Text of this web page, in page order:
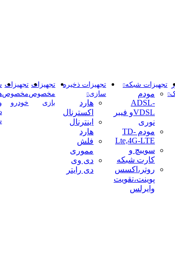
مشتریان گرامی پاسخگوی سوالات شما در
تجهیزات شبکه
مودم
ADSL-
VDSLو فیبر
نوری
مودم TD-
Lte,4G-LTE
سوییچ و
کارت شبکه
روتر،اکسس
پوینت،تقویت
وایرلس
تجهیزات ذخیره
سازی
هارد
اکسترنال
اینترنال
هارد
فلش
مموری
دی وی
دی رایتر
تجهیزات
مخصوص
بازی
تجهیزات
مخصوص
خودرو